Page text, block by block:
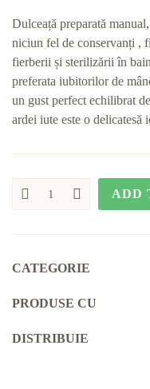
Dulceață preparată
niciun fel de conservanți ,
fierberii și sterilizării în
preferata iubitorilor de
un gust perfect echilibrat
ardei iute este o delicatesă
Dulceață
ADD
CATEGORIE
PRODUSE CU
DISTRIBUIE